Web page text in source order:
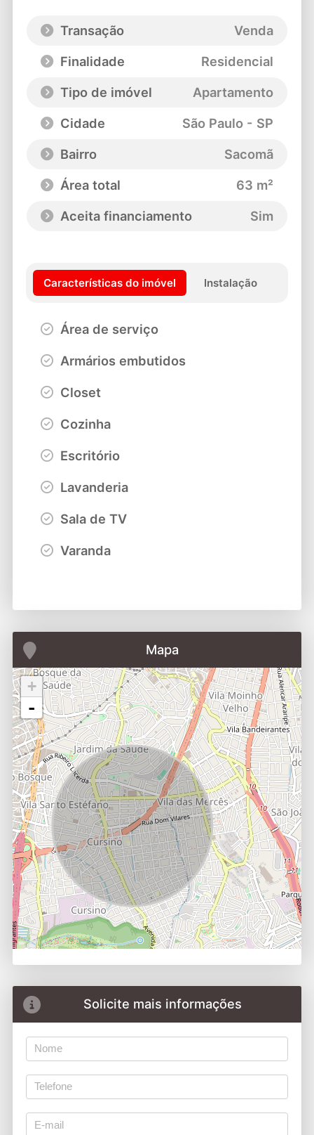
Transação
Venda
Finalidade
Residencial
Tipo de imóvel
Apartamento
Cidade
São Paulo - SP
Bairro
Sacomã
Área total
63 m²
Aceita financiamento
Sim
Características do imóvel Instalação
Área de serviço
Armários embutidos
Closet
Cozinha
Escritório
Lavanderia
Sala de TV
Varanda
Mapa
+
-
Solicite mais informações